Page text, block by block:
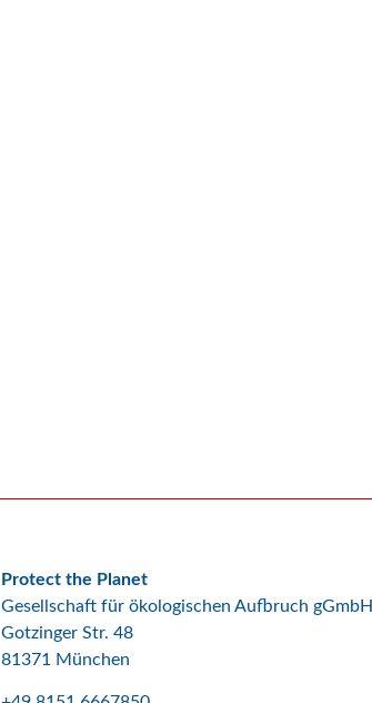
Protect the Planet
Gesellschaft für ökologischen Aufbruch gGmbH
Gotzinger Str. 48
81371 München